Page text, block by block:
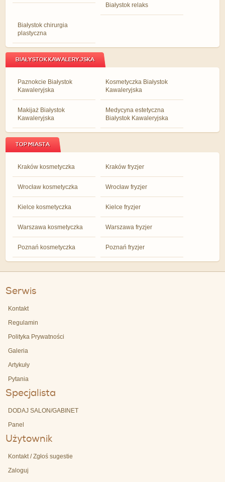
Białystok relaks
Białystok chirurgia
plastyczna
BIAŁYSTOK KAWALERYJSKA
Paznokcie Białystok
Kawaleryjska
Kosmetyczka Białystok
Kawaleryjska
Makijaż Białystok
Kawaleryjska
Medycyna estetyczna
Białystok Kawaleryjska
TOP MIASTA
Kraków kosmetyczka Kraków fryzjer
Wrocław kosmetyczka Wrocław fryzjer
Kielce kosmetyczka Kielce fryzjer
Warszawa kosmetyczka Warszawa fryzjer
Poznań kosmetyczka Poznań fryzjer
Serwis
Kontakt
Regulamin
Polityka Prywatności
Galeria
Artykuły
Pytania
Specjalista
DODAJ SALON/GABINET
Panel
Użytownik
Kontakt / Zgłoś sugestie
Zaloguj